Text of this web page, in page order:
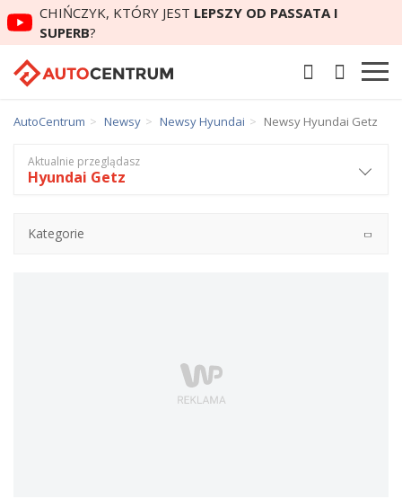
CHIŃCZYK, KTÓRY JEST LEPSZY OD PASSATA I
SUPERB?
AutoCentrum Newsy Newsy Hyundai Newsy Hyundai Getz
Aktualnie przeglądasz
Hyundai Getz
Kategorie